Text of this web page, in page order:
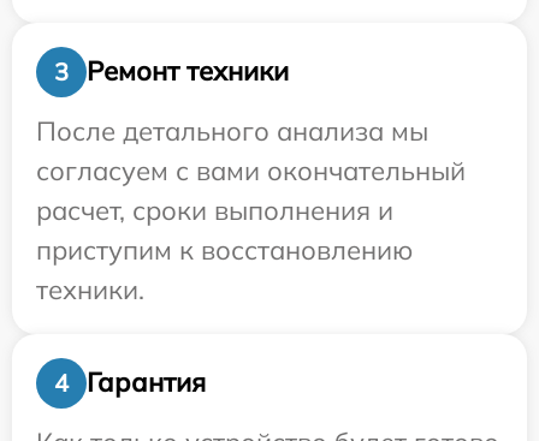
3
Ремонт техники
После детального анализа мы
согласуем с вами окончательный
расчет, сроки выполнения и
приступим к восстановлению
техники.
4
Гарантия